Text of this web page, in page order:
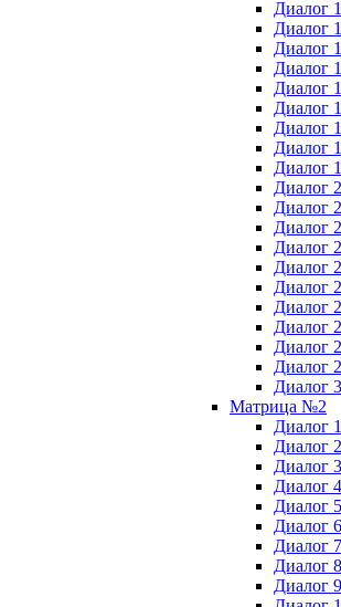
Диалог
Диалог
Диалог
Диалог
Диалог
Диалог
Диалог
Диалог
Диалог
Диалог
Диалог
Диалог
Диалог
Диалог
Диалог
Диалог
Диалог
Диалог
Диалог
Диалог
Матрица №2
Диалог
Диалог
Диалог
Диалог
Диалог
Диалог
Диалог
Диалог
Диалог